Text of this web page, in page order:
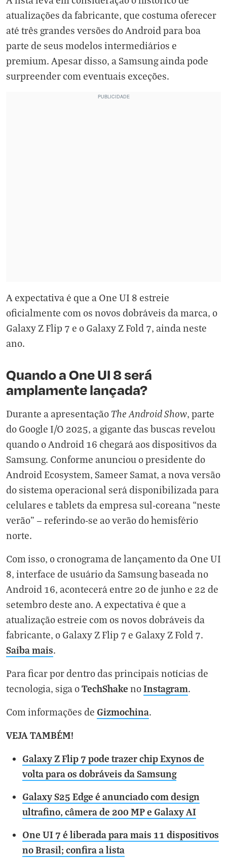
atualizações da fabricante, que costuma oferecer
até três grandes versões do Android para boa
parte de seus modelos intermediários e
premium. Apesar disso, a Samsung ainda pode
surpreender com eventuais exceções.
A expectativa é que a One UI 8 estreie
oficialmente com os novos dobráveis da marca, o
Galaxy Z Flip 7 e o Galaxy Z Fold 7, ainda neste
ano.
Quando a One UI 8 será
amplamente lançada?
Durante a apresentação The Android Show, parte
do Google I/O 2025, a gigante das buscas revelou
quando o Android 16 chegará aos dispositivos da
Samsung. Conforme anunciou o presidente do
Android Ecosystem, Sameer Samat, a nova versão
do sistema operacional será disponibilizada para
celulares e tablets da empresa sul-coreana “neste
verão” — referindo-se ao verão do hemisfério
norte.
Com isso, o cronograma de lançamento da One UI
8, interface de usuário da Samsung baseada no
Android 16, acontecerá entre 20 de junho e 22 de
setembro deste ano. A expectativa é que a
atualização estreie com os novos dobráveis da
fabricante, o Galaxy Z Flip 7 e Galaxy Z Fold 7.
Saiba mais.
Para ficar por dentro das principais notícias de
tecnologia, siga oTechShake noInstagram.
Com informações de Gizmochina.
VEJA TAMBÉM!
Galaxy Z Flip 7 pode trazer chip Exynos de
volta para os dobráveis da Samsung
Galaxy S25 Edge é anunciado com design
ultrafino, câmera de 200 MP e Galaxy AI
One UI 7 é liberada para mais 11 dispositivos
no Brasil; confira a lista